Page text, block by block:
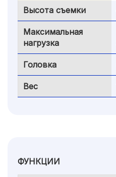
Высота съемки
Максимальная
нагрузка
Головка
Вес
ФУНКЦИИ